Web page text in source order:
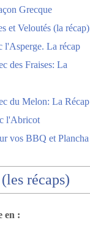
Grecque
et Veloutés (la récap)
l'Asperge. La récap
des Fraises: La
du Melon: La Récap
l'Abricot
vos BBQ et Plancha
récaps)
en :